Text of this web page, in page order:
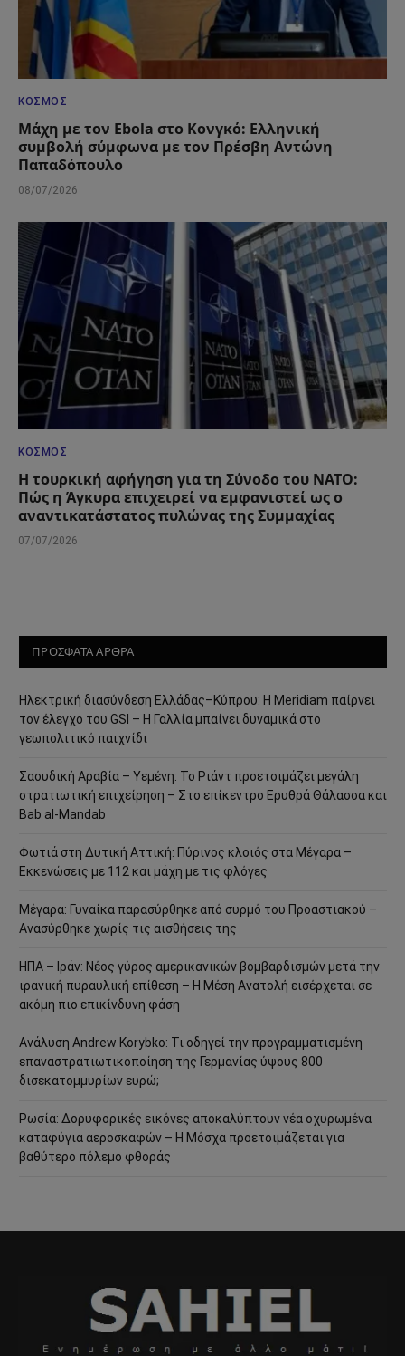
ΚΌΣΜΟΣ
Μάχη με τον Ebola στο Κονγκό: Ελληνική
συμβολή σύμφωνα με τον Πρέσβη Αντώνη
Παπαδόπουλο
08/07/2026
ΚΌΣΜΟΣ
Η τουρκική αφήγηση για τη Σύνοδο του ΝΑΤΟ:
Πώς η Άγκυρα επιχειρεί να εμφανιστεί ως ο
αναντικατάστατος πυλώνας της Συμμαχίας
07/07/2026
ΠΡΟΣΦΑΤΑ ΑΡΘΡΑ
Ηλεκτρική διασύνδεση Ελλάδας–Κύπρου: Η Meridiam παίρνει
τον έλεγχο του GSI – Η Γαλλία μπαίνει δυναμικά στο
γεωπολιτικό παιχνίδι
Σαουδική Αραβία – Υεμένη: Το Ριάντ προετοιμάζει μεγάλη
στρατιωτική επιχείρηση – Στο επίκεντρο Ερυθρά Θάλασσα και
Bab al-Mandab
Φωτιά στη Δυτική Αττική: Πύρινος κλοιός στα Μέγαρα –
Εκκενώσεις με 112 και μάχη με τις φλόγες
Μέγαρα: Γυναίκα παρασύρθηκε από συρμό του Προαστιακού –
Ανασύρθηκε χωρίς τις αισθήσεις της
ΗΠΑ – Ιράν: Νέος γύρος αμερικανικών βομβαρδισμών μετά την
ιρανική πυραυλική επίθεση – Η Μέση Ανατολή εισέρχεται σε
ακόμη πιο επικίνδυνη φάση
Ανάλυση Andrew Korybko: Τι οδηγεί την προγραμματισμένη
επαναστρατιωτικοποίηση της Γερμανίας ύψους 800
δισεκατομμυρίων ευρώ;
Ρωσία: Δορυφορικές εικόνες αποκαλύπτουν νέα οχυρωμένα
καταφύγια αεροσκαφών – Η Μόσχα προετοιμάζεται για
βαθύτερο πόλεμο φθοράς